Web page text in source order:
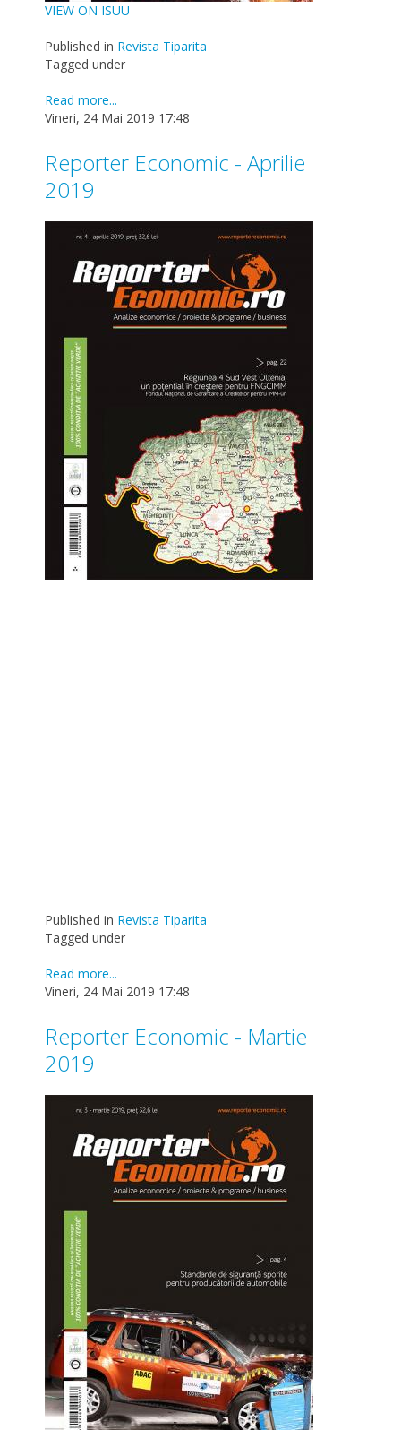
VIEW ON ISUU
Published in Revista Tiparita
Tagged under
Read more...
Vineri, 24 Mai 2019 17:48
Reporter Economic - Aprilie
2019
Published in Revista Tiparita
Tagged under
Read more...
Vineri, 24 Mai 2019 17:48
Reporter Economic - Martie
2019